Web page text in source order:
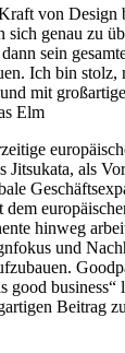
von Design
genau zu
sein
Ich bin stolz,
mit
Elm
als
hinweg
und
good
Beitrag